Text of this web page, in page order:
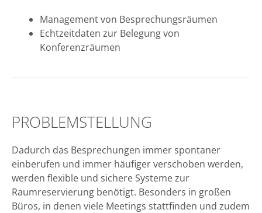
Management von Besprechungsräumen
Echtzeitdaten zur Belegung von
Konferenzräumen
PROBLEMSTELLUNG
Dadurch das Besprechungen immer spontaner
einberufen und immer häufiger verschoben werden,
werden flexible und sichere Systeme zur
Raumreservierung benötigt. Besonders in großen
Büros, in denen viele Meetings stattfinden und zudem